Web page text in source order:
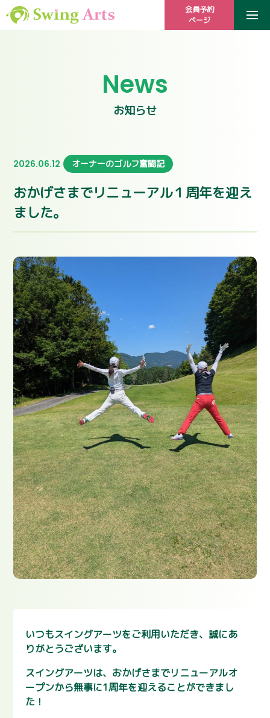
会員予約
ページ
News
お知らせ
2026.06.12 オーナーのゴルフ奮闘記
おかげさまでリニューアル１周年を迎え
ました。
いつもスイングアーツをご利用いただき、誠にあ
りがとうございます。
スイングアーツは、おかげさまでリニューアルオ
ープンから無事に1周年を迎えることができまし
た！